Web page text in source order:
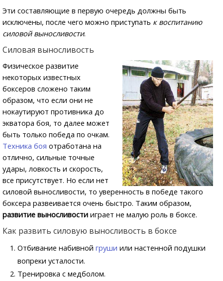
Эти составляющие в первую очередь должны быть
исключены, после чего можно приступать к воспитанию
силовой выносливости.
Силовая выносливость
Физическое развитие
некоторых известных
боксеров сложено таким
образом, что если они не
нокаутируют противника до
экватора боя, то далее может
быть только победа по очкам.
Техника боя отработана на
отлично, сильные точные
удары, ловкость и скорость,
все присутствует. Но если нет
силовой выносливости, то уверенность в победе такого
боксера развеивается очень быстро. Таким образом,
развитие выносливости играет не малую роль в боксе.
Как развить силовую выносливость в боксе
Отбивание набивной груши или настенной подушки
вопреки усталости.
Тренировка с медболом.